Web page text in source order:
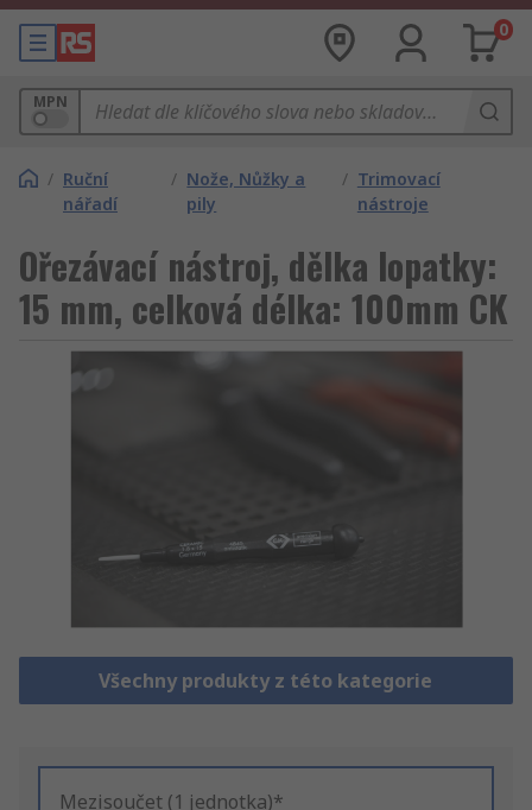
0
MPN
/ Ruční
nářadí
/ Nože, Nůžky a
pily
/ Trimovací
nástroje
Ořezávací nástroj, dělka lopatky:
15 mm, celková délka: 100mm CK
Všechny produkty z této kategorie
Mezisoučet (1 jednotka)*